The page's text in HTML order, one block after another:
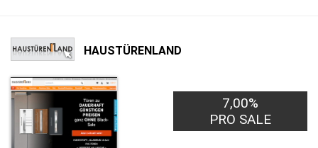
HAUSTÜRENLAND
7,00%
PRO SALE